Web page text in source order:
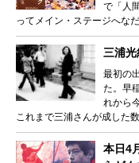
で「人
ってメイン・ステージへな
三浦
最初の
た。早
れから
これまで三浦さんが成した
本日4